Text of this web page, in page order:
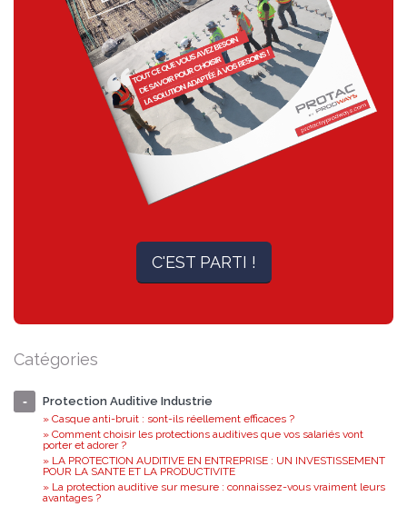
C'EST PARTI !
Catégories
Protection Auditive Industrie
» Casque anti-bruit : sont-ils réellement efficaces ?
» Comment choisir les protections auditives que vos salariés vont
porter et adorer ?
» LA PROTECTION AUDITIVE EN ENTREPRISE : UN INVESTISSEMENT
POUR LA SANTE ET LA PRODUCTIVITE
» La protection auditive sur mesure : connaissez-vous vraiment leurs
avantages ?